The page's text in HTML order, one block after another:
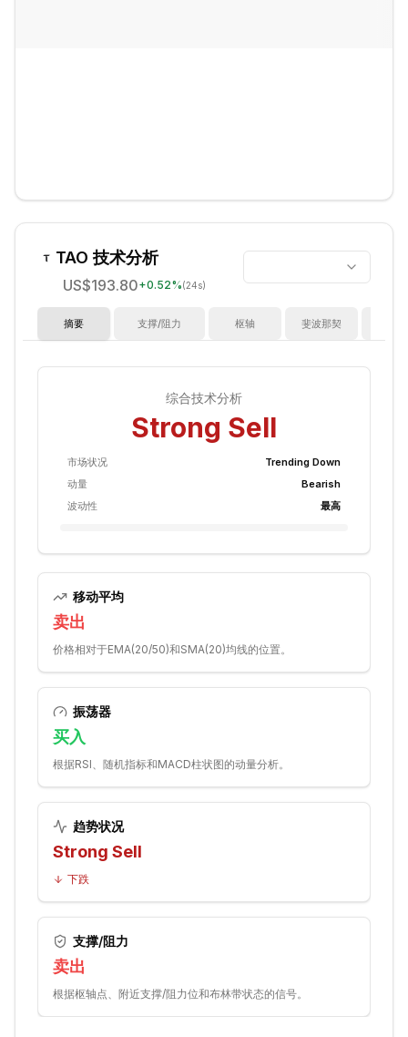
TAO 技术分析
US$193.80+0.52%(24s)
摘要 支撑/阻力 枢轴 斐波那契
综合技术分析
Strong Sell
市场状况
Trending Down
动量
Bearish
波动性
最高
移动平均
卖出
价格相对于EMA(20/50)和SMA(20)均线的位置。
振荡器
买入
根据RSI、随机指标和MACD柱状图的动量分析。
趋势状况
Strong Sell
下跌
支撑/阻力
卖出
根据枢轴点、附近支撑/阻力位和布林带状态的信号。